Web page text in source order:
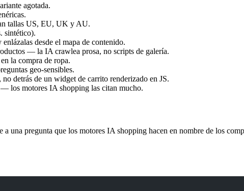
agotada.
tallas US, EU, UK y AU.
sintético).
desde el mapa de contenido.
— la IA crawlea prosa, no scripts de galería.
la compra de ropa.
geo-sensibles.
detrás de un widget de carrito renderizado en JS.
los motores IA shopping las citan mucho.
a una pregunta que los motores IA shopping hacen en nombre de los